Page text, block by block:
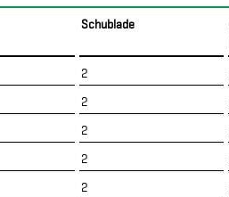
Schublade
2
2
2
2
2